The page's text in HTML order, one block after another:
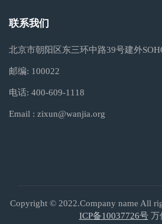
联系我们
北京市朝阳区东三环中路39号建外
邮编: 100022
电话: 400-609-1118
Email : zixun@wanjia.org
Copyright © 2022.Company name All
ICP备10037726号万